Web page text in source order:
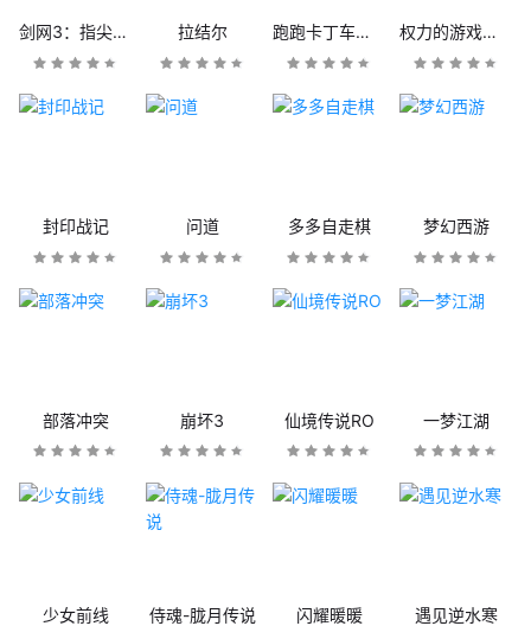
剑网3：指尖江湖 拉结尔 跑跑卡丁车官方竞速版 权力的游戏：凛冬将至
封印战记 问道 多多自走棋 梦幻西游
部落冲突 崩坏3 仙境传说RO 一梦江湖
少女前线 侍魂-胧月传说 闪耀暖暖 遇见逆水寒